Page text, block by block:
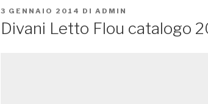
PUBBLICATO
IL
3 GENNAIO 2014 DI ADMIN
Divani Letto Flou catalogo